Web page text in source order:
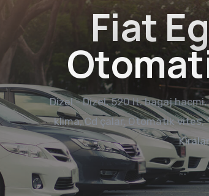
FiatEg
Otomat
Dizel - Dizel, 520 lt. bagaj
klima, Cd çalar, Otomatik vites,